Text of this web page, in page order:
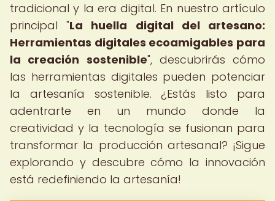
tradicional y la era digital. En nuestro artículo
principal "La huella digital del artesano:
Herramientas digitales ecoamigables para
la creación sostenible", descubrirás cómo
las herramientas digitales pueden potenciar
la artesanía sostenible. ¿Estás listo para
adentrarte en un mundo donde la
creatividad y la tecnología se fusionan para
transformar la producción artesanal? ¡Sigue
explorando y descubre cómo la innovación
está redefiniendo la artesanía!